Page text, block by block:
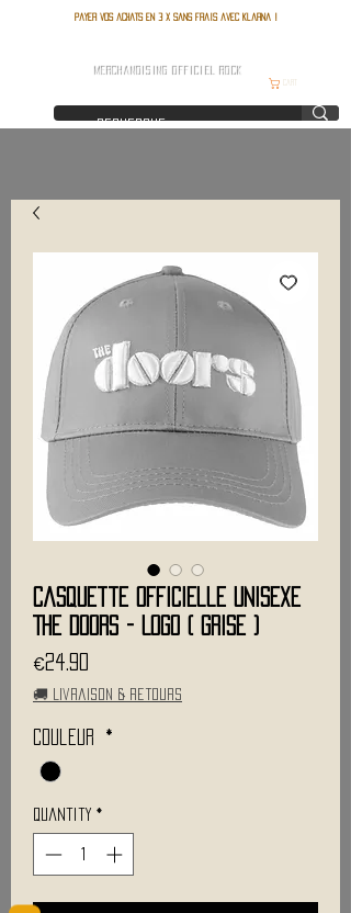
Payer vos achats en 3 x sans frais avec Klarna !
MERCHANDISING OFFICIEL ROCK
Casquette Officielle Unisexe
THE DOORS - Logo ( Grise )
€24.90
🚚 Livraison & retours
Couleur *
Quantity *